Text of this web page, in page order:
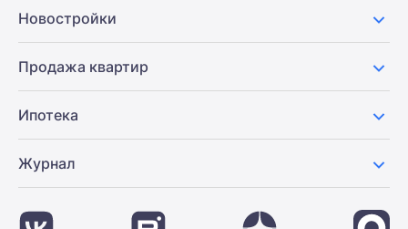
Новостройки
Продажа квартир
Ипотека
Журнал